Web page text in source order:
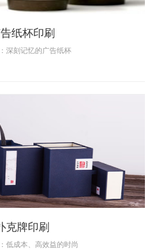
纸杯印刷
深刻记忆的广告纸杯
克牌印刷
低成本、高效益的时尚